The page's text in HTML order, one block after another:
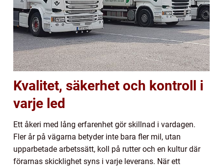
Kvalitet, säkerhet och kontroll i
varje led
Ett åkeri med lång erfarenhet gör skillnad i vardagen.
Fler år på vägarna betyder inte bara fler mil, utan
upparbetade arbetssätt, koll på rutter och en kultur där
förarnas skicklighet syns i varje leverans. När ett